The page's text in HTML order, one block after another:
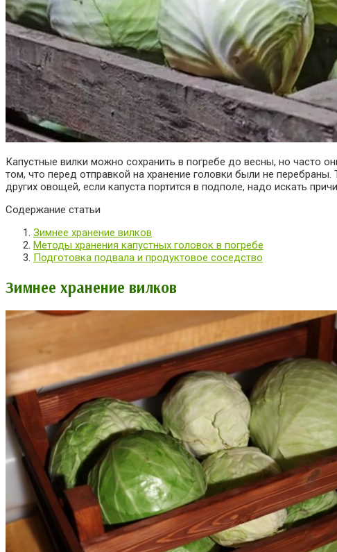
Капустные вилки можно сохранить в погребе до весны, но часто
том, что перед отправкой на хранение головки были не перебраны.
других овощей, если капуста портится в подполе, надо искать
Содержание статьи
Зимнее хранение вилков
Методы хранения капустных головок в погребе
Подготовка подвала и продуктовое соседство
Зимнее хранение вилков